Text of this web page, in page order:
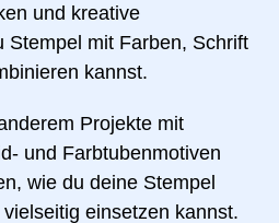
und kreative
Stempel mit Farben, Schrift
kannst.
Projekte mit
und Farbtubenmotiven
wie du deine Stempel
einsetzen kannst.